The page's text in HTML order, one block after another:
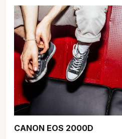
CANON EOS 2000D